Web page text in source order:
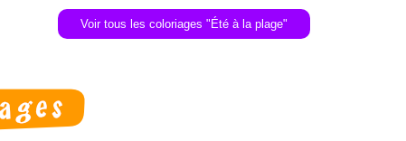
Voir tous les coloriages "Été à la plage"